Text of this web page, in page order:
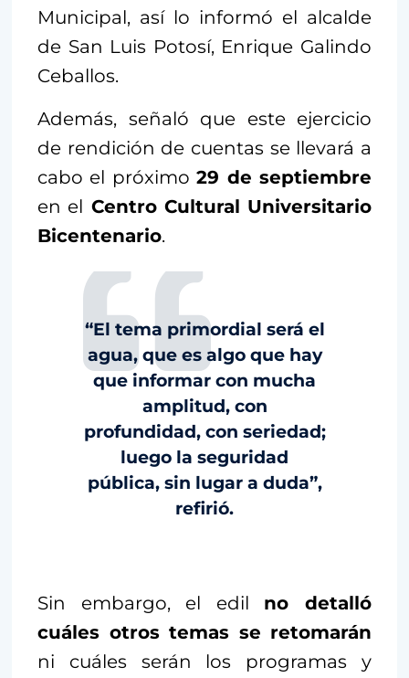
Municipal, así lo informó el alcalde
de San Luis Potosí, Enrique Galindo
Ceballos.
Además, señaló que este ejercicio
de rendición de cuentas se llevará a
cabo el próximo29 de septiembre
en el Centro Cultural Universitario
Bicentenario.
“El tema primordial será el
agua, que es algo que hay
que informar con mucha
amplitud, con
profundidad, con seriedad;
luego la seguridad
pública, sin lugar a duda”,
refirió.
Sin embargo, el edil no detalló
cuáles otros temas se retomarán
ni cuáles serán los programas y